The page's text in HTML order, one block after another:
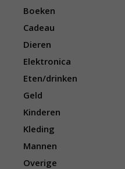
Boeken
Cadeau
Dieren
Elektronica
Eten/drinken
Geld
Kinderen
Kleding
Mannen
Overige